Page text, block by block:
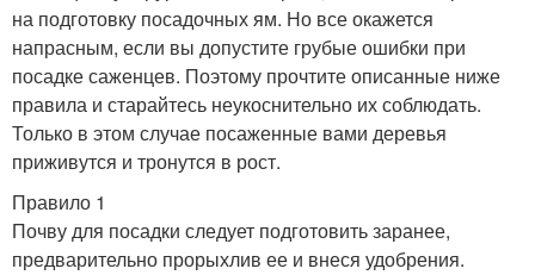
на подготовку посадочных ям. Но все окажется
напрасным, если вы допустите грубые ошибки при
посадке саженцев. Поэтому прочтите описанные ниже
правила и старайтесь неукоснительно их соблюдать.
Только в этом случае посаженные вами деревья
приживутся и тронутся в рост.
Правило 1
Почву для посадки следует подготовить заранее,
предварительно прорыхлив ее и внеся удобрения.